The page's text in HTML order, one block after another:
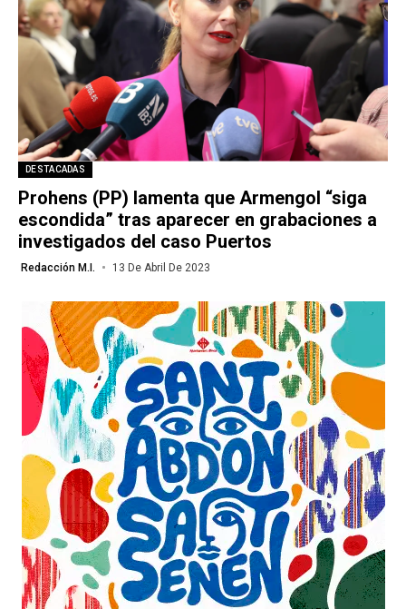
DESTACADAS
Prohens (PP) lamenta que Armengol “siga
escondida” tras aparecer en grabaciones a
investigados del caso Puertos
Redacción M.I. 13 De Abril De 2023